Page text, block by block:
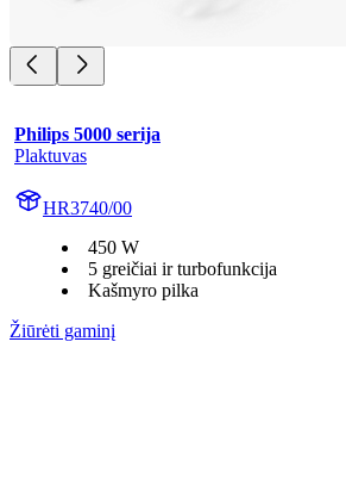
Philips 5000 serija
Plaktuvas
HR3740/00
450 W
5 greičiai ir turbofunkcija
Kašmyro pilka
Žiūrėti gaminį